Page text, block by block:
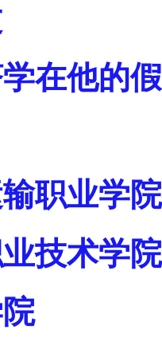
在他的
职业学院
技术学院